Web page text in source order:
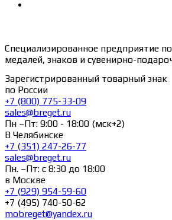
Специализированное предприятие
медалей, знаков и сувенирно-
Зарегистрированный товарный знак
по России
+7 (800) 775-33-09
sales@breget.ru
Пн –Пт: 9:00 - 18:00 (мск+2)
В Челябинске
+7 (351) 247-26-77
sales@breget.ru
Пн. –Пт: с 8:30 до 18:00
в Москве
+7 (929) 954-59-60
+7 (495) 740-50-62
mobreget@yandex.ru